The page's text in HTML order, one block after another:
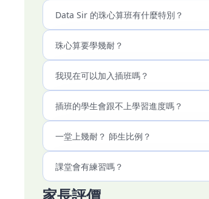
Data Sir 的珠心算班有什麼特別？
珠心算要學幾耐？
我現在可以加入插班嗎？
插班的學生會跟不上學習進度嗎？
一堂上幾耐？ 師生比例？
課堂會有練習嗎？